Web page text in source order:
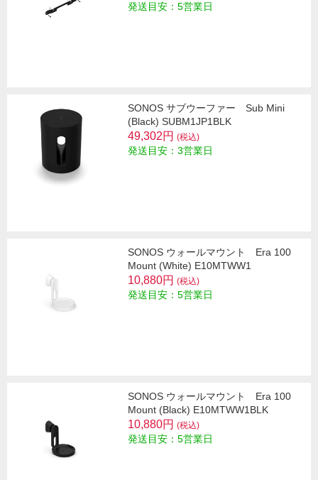
発送目安：5営業日
SONOS サブウーファー Sub Mini
(Black) SUBM1JP1BLK
49,302円 (税込)
発送目安：3営業日
SONOS ウォールマウント Era 100
Mount (White) E10MTWW1
10,880円 (税込)
発送目安：5営業日
SONOS ウォールマウント Era 100
Mount (Black) E10MTWW1BLK
10,880円 (税込)
発送目安：5営業日